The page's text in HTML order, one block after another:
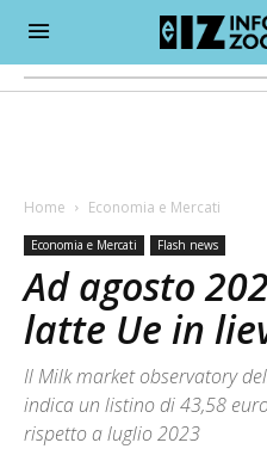
Home Economia e Mercati
Economia e Mercati Flash news
Ad agosto
latte Ue in
Il Milk market observatory
indica un listino di 43,58
rispetto a luglio 2023